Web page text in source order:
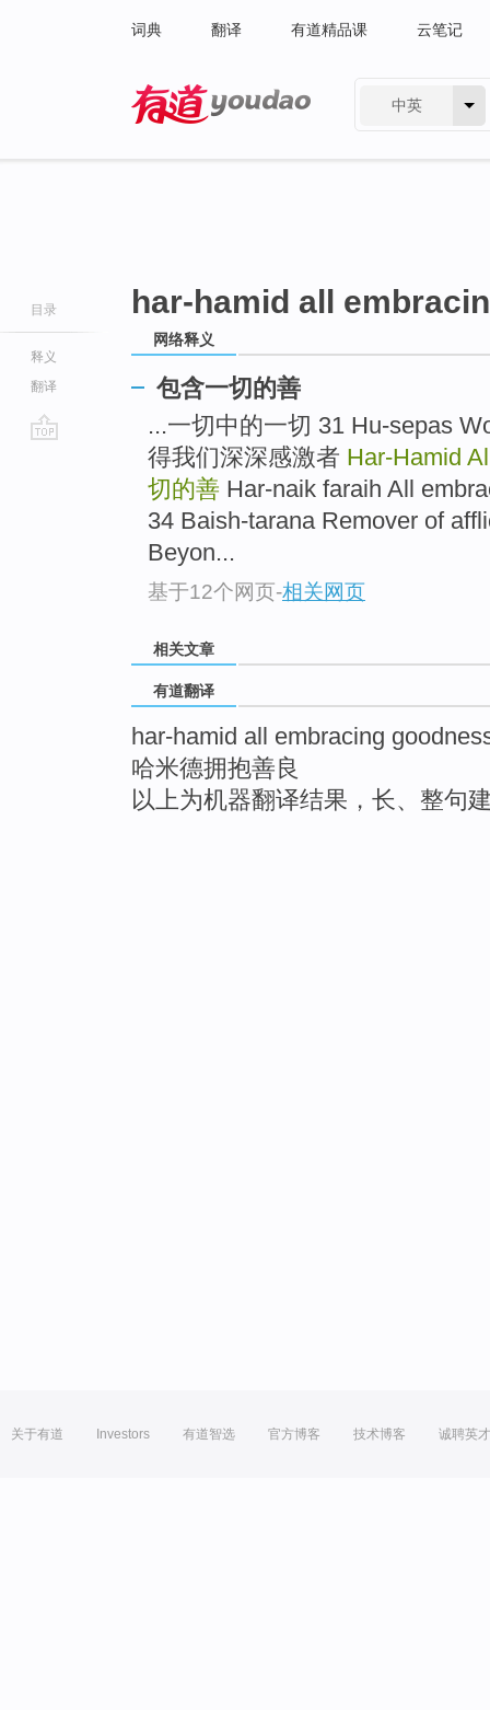
词典 翻译 有道精品课 云笔记
中英
目录
释义
翻译
har-hamid all
网络释义
包含一切的善
...一切中的一切 31 Hu-sepas
得我们深深感激者 Har-Hamid
切的善 Har-naik faraih All
34 Baish-tarana Remover of
Beyon...
基于12个网页-相关网页
相关文章
有道翻译
har-hamid all embracing
哈米德拥抱善良
以上为机器翻译结果，长、整句
关于有道 Investors 有道智选 官方博客 技术博客 诚聘英才